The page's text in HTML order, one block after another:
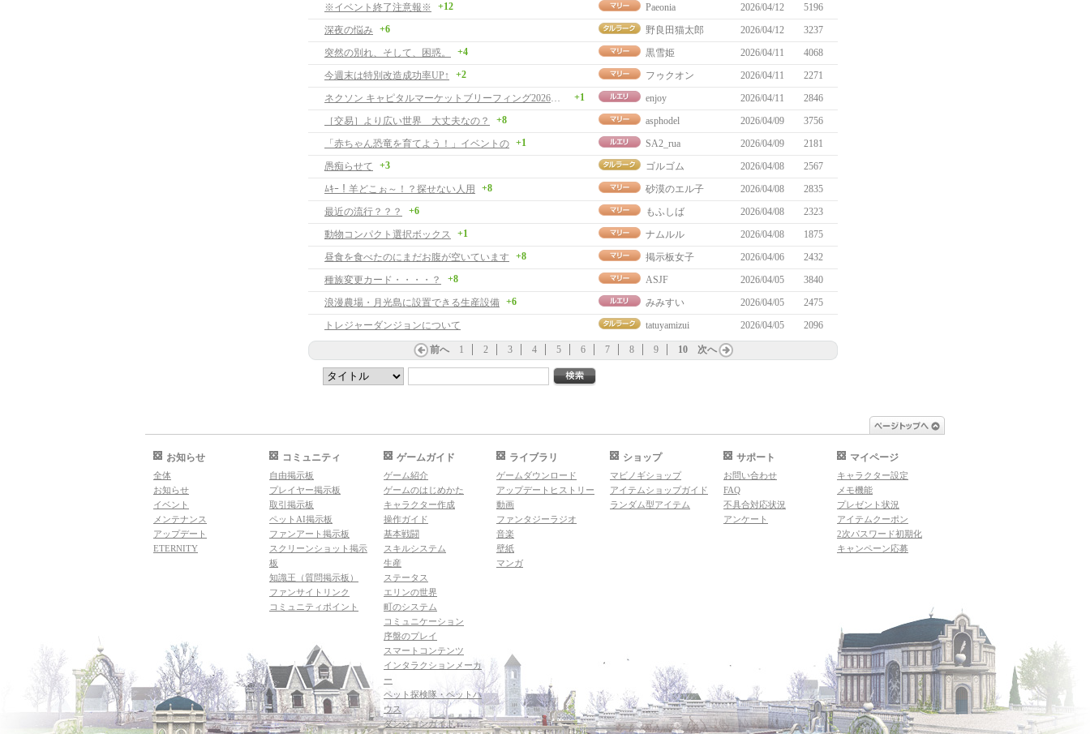
※イベント終了注意報※
+12 Paeonia 2026/04/12
5196
深夜の悩み +6 野良田猫太郎 2026/04/12
3237
突然の別れ、そして、困惑。
+4 黒雪姫 2026/04/11
4068
今週末は特別改造成功率UP↑
+2 フゥクオン 2026/04/11
2271
ネクソン キャピタルマーケットブリーフィング2026を観て
+1 enjoy 2026/04/11
2846
［交易］より広い世界 大丈夫なの？
+8 asphodel 2026/04/09
3756
「赤ちゃん恐竜を育てよう！」イベントの +1 SA2_rua 2026/04/09
2181
愚痴らせて
+3 ゴルゴム 2026/04/08
2567
ﾑｷｰ！羊どこぉ～！？探せない人用
+8 砂漠のエル子 2026/04/08
2835
最近の流行？？？
+6 もふしば 2026/04/08
2323
動物コンパクト選択ボックス
+1 ナムルル 2026/04/08
1875
昼食を食べたのにまだお腹が空いています
+8 掲示板女子 2026/04/06
2432
種族変更カード・・・・？
+8 ASJF 2026/04/05
3840
浪漫農場・月光島に設置できる生産設備 +6 みみすい 2026/04/05
2475
トレジャーダンジョンについて
tatuyamizui 2026/04/05 2096
前へ 1 2 3 4 5 6 7 8 9 10 次へ
お知らせ
全体
お知らせ
イベント
メンテナンス
アップデート
ETERNITY
コミュニティ
自由掲示板
プレイヤー掲示板
取引掲示板
ペットAI掲示板
ファンアート掲示板
スクリーンショット掲示
板
知識王（質問掲示板）
ファンサイトリンク
コミュニティポイント
ゲームガイド
ゲーム紹介
ゲームのはじめかた
キャラクター作成
操作ガイド
基本戦闘
スキルシステム
生産
ステータス
エリンの世界
町のシステム
コミュニケーション
序盤のプレイ
スマートコンテンツ
インタラクションメーカ
ー
ペット探検隊・ペットハ
ウス
ダンジョンガイド
ライブラリ
ゲームダウンロード
アップデートヒストリー
動画
ファンタジーラジオ
音楽
壁紙
マンガ
ショップ
マビノギショップ
アイテムショップガイド
ランダム型アイテム
サポート
お問い合わせ
FAQ
不具合対応状況
アンケート
マイページ
キャラクター設定
メモ機能
プレゼント状況
アイテムクーポン
2次パスワード初期化
キャンペーン応募